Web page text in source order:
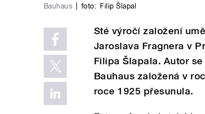
Bauhaus foto: Filip Šlapal
Sté výročí založení
Jaroslava Fragnera v
Filipa Šlapala. Autor
Bauhaus založená v
roce 1925 přesunula.